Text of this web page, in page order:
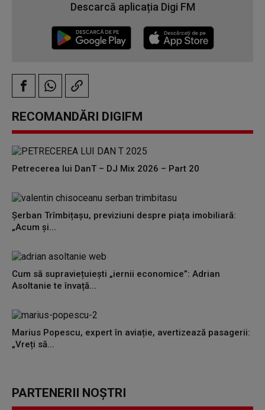
Descarcă aplicația Digi FM
RECOMANDĂRI DIGIFM
Petrecerea lui DanT – DJ Mix 2026 – Part 20
Șerban Trîmbițașu, previziuni despre piața imobiliară:
„Acum și...
Cum să supraviețuiești „iernii economice”: Adrian
Asoltanie te învață...
Marius Popescu, expert în aviație, avertizează pasagerii:
„Vreți să...
PARTENERII NOȘTRI